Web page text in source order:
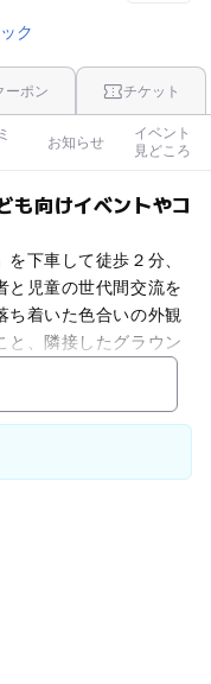
ーポン チケット
お知らせ
イベント
見どころ
も向けイベントやコ
下車して徒歩２分、
と児童の世代間交流を
ち着いた色合いの外観
と、隣接したグラウン
イベントも開催され